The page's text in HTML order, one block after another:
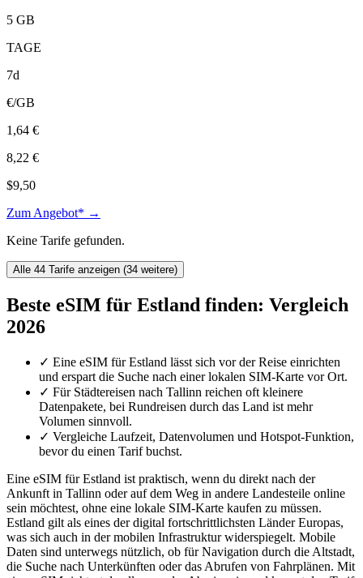
5 GB
TAGE
7d
€/GB
1,64 €
8,22 €
$9,50
Zum Angebot* →
Keine Tarife gefunden.
Alle 44 Tarife anzeigen (34 weitere)
Beste eSIM für Estland finden: Vergleich
2026
✓ Eine eSIM für Estland lässt sich vor der Reise einrichten
und erspart die Suche nach einer lokalen SIM-Karte vor Ort.
✓ Für Städtereisen nach Tallinn reichen oft kleinere
Datenpakete, bei Rundreisen durch das Land ist mehr
Volumen sinnvoll.
✓ Vergleiche Laufzeit, Datenvolumen und Hotspot-Funktion,
bevor du einen Tarif buchst.
Eine eSIM für Estland ist praktisch, wenn du direkt nach der
Ankunft in Tallinn oder auf dem Weg in andere Landesteile online
sein möchtest, ohne eine lokale SIM-Karte kaufen zu müssen.
Estland gilt als eines der digital fortschrittlichsten Länder Europas,
was sich auch in der mobilen Infrastruktur widerspiegelt. Mobile
Daten sind unterwegs nützlich, ob für Navigation durch die Altstadt,
die Suche nach Unterkünften oder das Abrufen von Fahrplänen. Mit